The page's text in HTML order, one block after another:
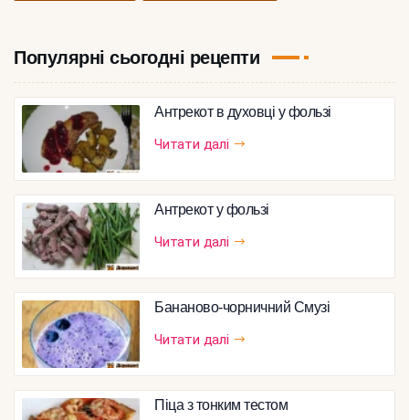
Популярні сьогодні рецепти
Антрекот в духовці у фользі
Читати далі
Антрекот у фользі
Читати далі
Бананово-чорничний Смузі
Читати далі
Піца з тонким тестом